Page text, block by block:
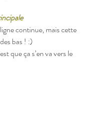
continue, mais cette
bas ! :)
que ça s’en va vers le